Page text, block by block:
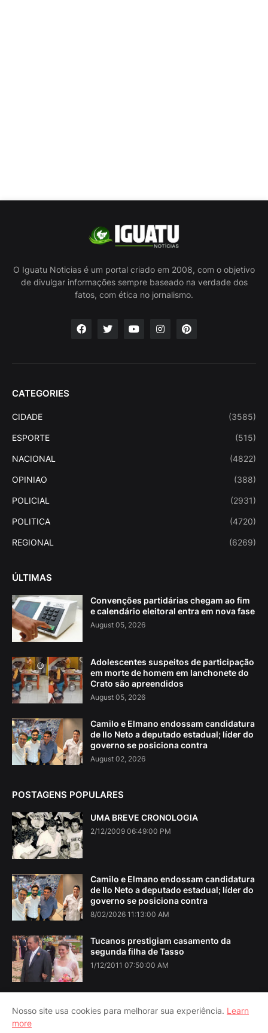
O Iguatu Noticias é um portal criado em 2008, com o objetivo
de divulgar informações sempre baseado na verdade dos
fatos, com ética no jornalismo.
CATEGORIES
CIDADE (3585)
ESPORTE (515)
NACIONAL (4822)
OPINIAO (388)
POLICIAL (2931)
POLITICA (4720)
REGIONAL (6269)
ÚLTIMAS
Convenções partidárias chegam ao fim
e calendário eleitoral entra em nova fase
August 05, 2026
Adolescentes suspeitos de participação
em morte de homem em lanchonete do
Crato são apreendidos
August 05, 2026
Camilo e Elmano endossam candidatura
de Ilo Neto a deputado estadual; líder do
governo se posiciona contra
August 02, 2026
POSTAGENS POPULARES
UMA BREVE CRONOLOGIA
2/12/2009 06:49:00 PM
Camilo e Elmano endossam candidatura
de Ilo Neto a deputado estadual; líder do
governo se posiciona contra
8/02/2026 11:13:00 AM
Tucanos prestigiam casamento da
segunda filha de Tasso
1/12/2011 07:50:00 AM
Nosso site usa cookies para melhorar sua experiência. Learn
more